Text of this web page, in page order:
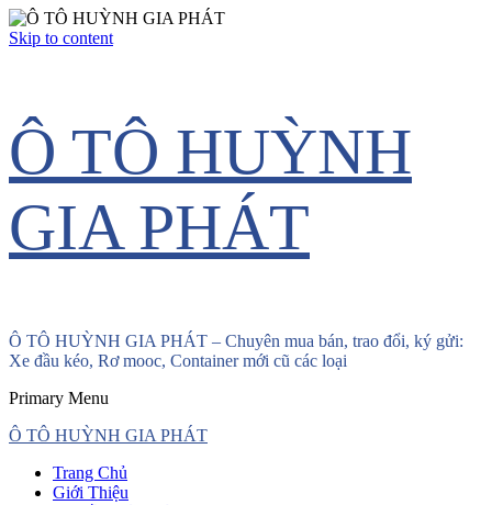
Skip to content
Ô TÔ HUỲNH
GIA PHÁT
Ô TÔ HUỲNH GIA PHÁT – Chuyên mua bán, trao đổi, ký gửi:
Xe đầu kéo, Rơ mooc, Container mới cũ các loại
Primary Menu
Ô TÔ HUỲNH GIA PHÁT
Trang Chủ
Giới Thiệu